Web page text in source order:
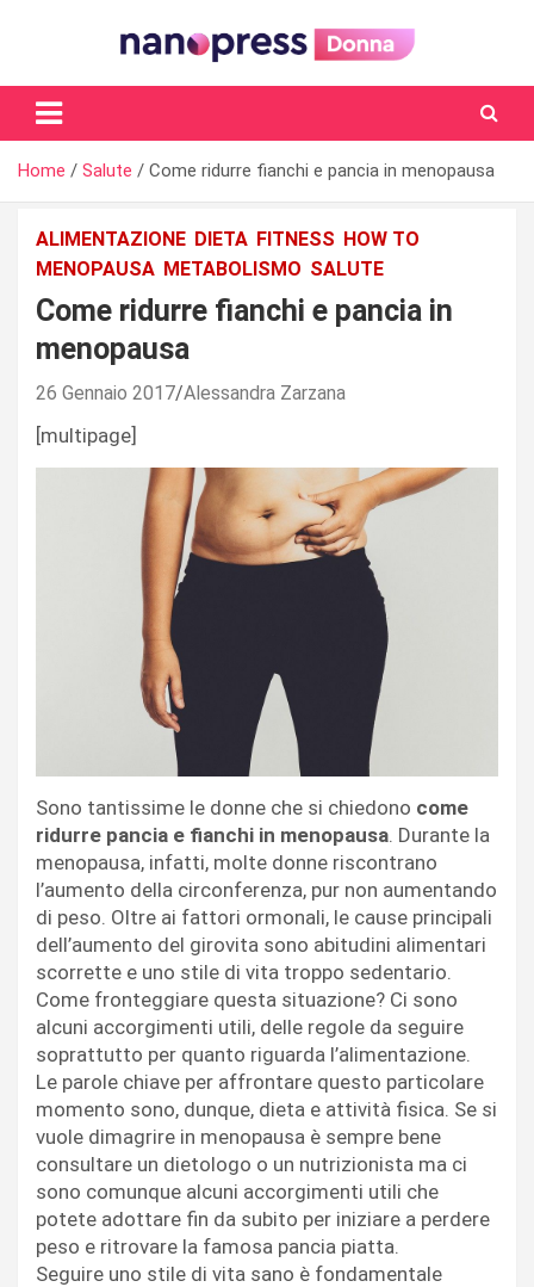
Il magazine femminile di Nanopress.it
Home Salute Come ridurre fianchi e pancia in menopausa
ALIMENTAZIONE DIETA FITNESS HOW TO
MENOPAUSA METABOLISMO SALUTE
Come ridurre fianchi e pancia in
menopausa
26 Gennaio 2017 Alessandra Zarzana
[multipage]
Sono tantissime le donne che si chiedono come
ridurre pancia e fianchi in menopausa. Durante la
menopausa, infatti, molte donne riscontrano
l’aumento della circonferenza, pur non aumentando
di peso. Oltre ai fattori ormonali, le cause principali
dell’aumento del girovita sono abitudini alimentari
scorrette e uno stile di vita troppo sedentario.
Come fronteggiare questa situazione? Ci sono
alcuni accorgimenti utili, delle regole da seguire
soprattutto per quanto riguarda l’alimentazione.
Le parole chiave per affrontare questo particolare
momento sono, dunque, dieta e attività fisica. Se si
vuole dimagrire in menopausa è sempre bene
consultare un dietologo o un nutrizionista ma ci
sono comunque alcuni accorgimenti utili che
potete adottare fin da subito per iniziare a perdere
peso e ritrovare la famosa pancia piatta.
Seguire uno stile di vita sano è fondamentale